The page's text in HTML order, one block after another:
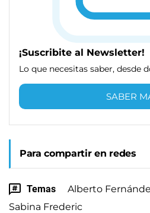
¡Suscribite al Newsletter!
Lo que necesitas saber, desde
SABER
Para compartir en redes
Temas Alberto
Sabina Frederic